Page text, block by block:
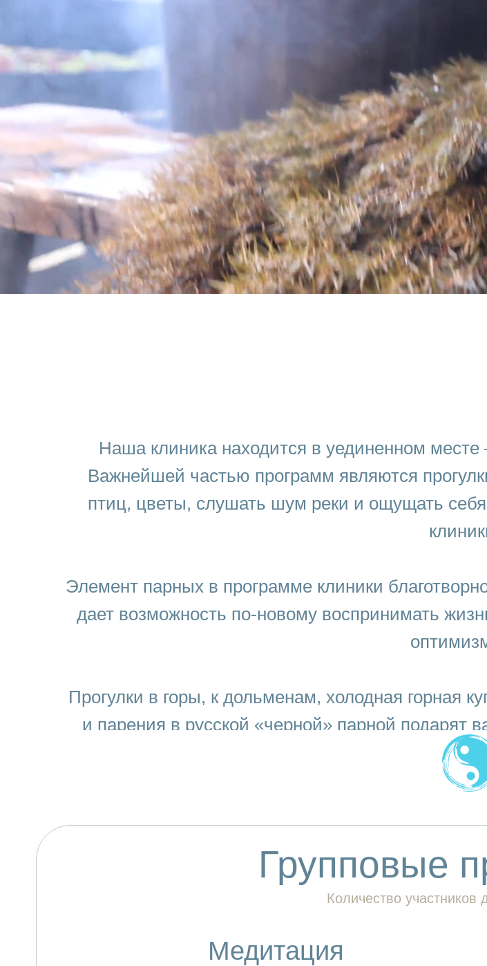
Наша клиника находится в уединенном
Важнейшей частью программ являются
птиц, цветы, слушать шум реки и ощущать
Элемент парных в программе клиники
дает возможность по-новому воспринимать
Прогулки в горы, к дольменам, холодная горная
и парения в русской «черной» парной подарят
Количество участников
Медитация
Групповые